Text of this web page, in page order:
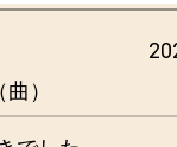
）